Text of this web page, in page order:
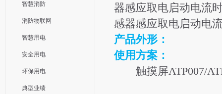
智慧消防
消防物联网
智慧用电
安全用电
环保用电
典型业绩
器感应取电启动电流
感器感应取电启动电
产品外形：
使用方案：
触摸屏ATP007/